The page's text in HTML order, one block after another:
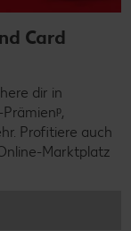
Card
dir in
Profitiere auch
Marktplatz